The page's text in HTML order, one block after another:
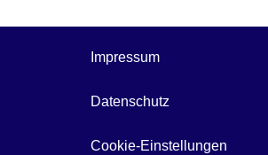
Impressum
Datenschutz
Cookie-Einstellungen